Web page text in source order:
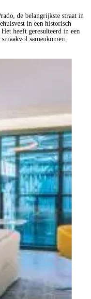
de belangrijkste straat in
in een historisch
heeft geresulteerd in een
samenkomen.